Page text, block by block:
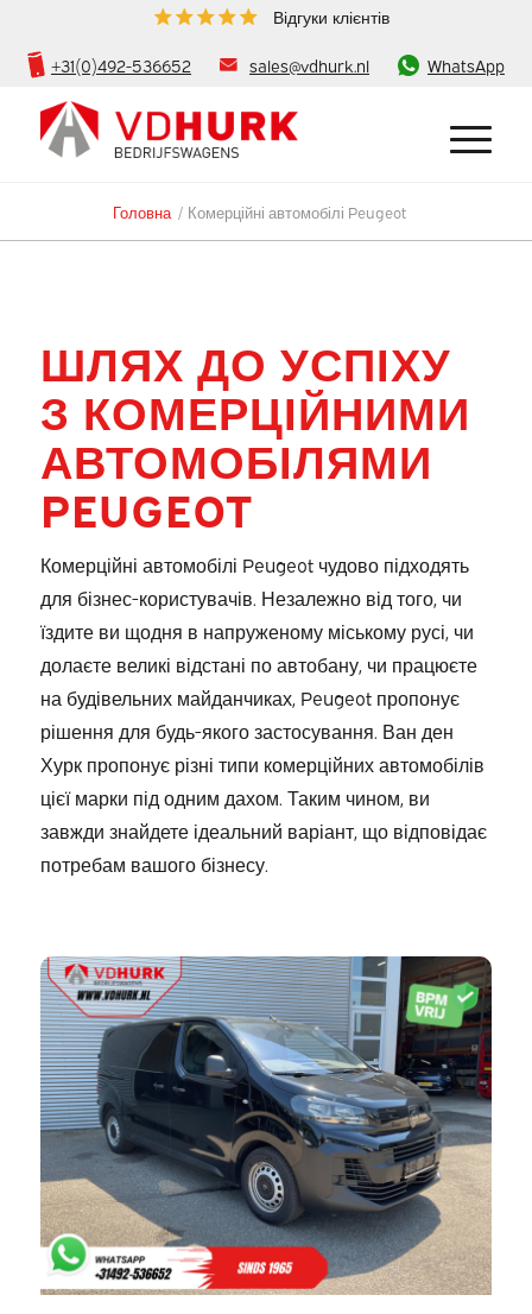
Відгуки клієнтів
+31(0)492-536652 sales@vdhurk.nl WhatsApp
Головна / Комерційні автомобілі Peugeot
ШЛЯХ ДО УСПІХУ
З КОМЕРЦІЙНИМИ
АВТОМОБІЛЯМИ
PEUGEOT
Комерційні автомобілі Peugeot чудово підходять
для бізнес-користувачів. Незалежно від того, чи
їздите ви щодня в напруженому міському русі, чи
долаєте великі відстані по автобану, чи працюєте
на будівельних майданчиках, Peugeot пропонує
рішення для будь-якого застосування. Ван ден
Хурк пропонує різні типи комерційних автомобілів
цієї марки під одним дахом. Таким чином, ви
завжди знайдете ідеальний варіант, що відповідає
потребам вашого бізнесу.